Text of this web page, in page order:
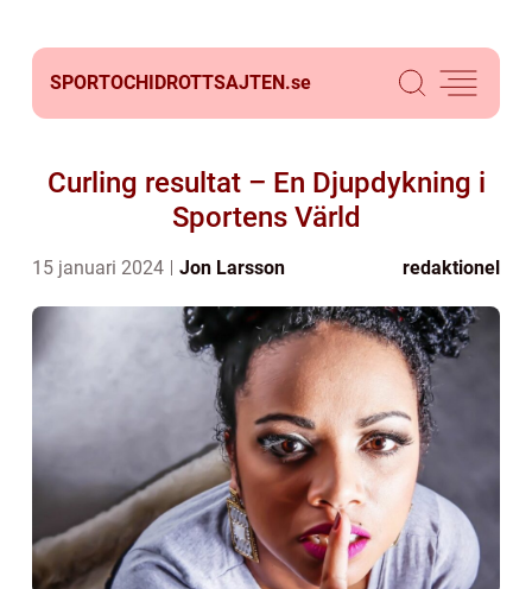
SPORTOCHIDROTTSAJTEN.se
Curling resultat – En Djupdykning i
Sportens Värld
15 januari 2024 Jon Larsson redaktionel